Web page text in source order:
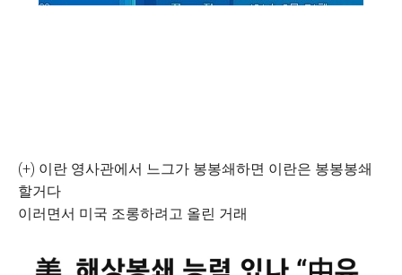
(+) 이란 영사관에서 느그가 봉봉쇄하면 이란은 봉봉봉쇄
할거다
이러면서 미국 조롱하려고 올린 거래